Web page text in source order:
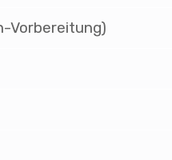
Vorbereitung)